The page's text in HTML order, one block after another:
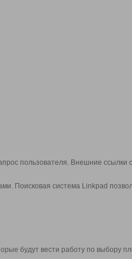
пользователя. Внешние ссылки
Поисковая система Linkpad
будут вести работу по выбору